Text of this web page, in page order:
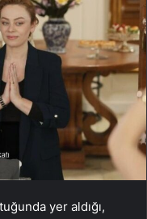
yer aldığı,